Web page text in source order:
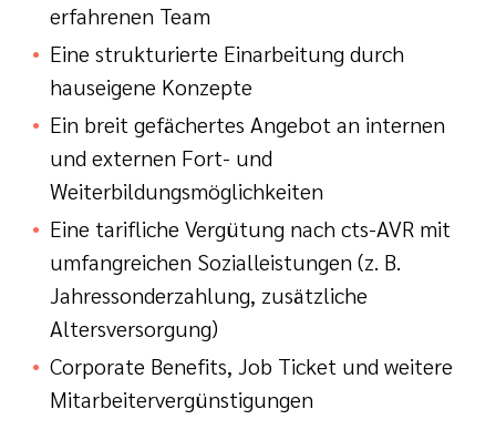
erfahrenen Team
Eine strukturierte Einarbeitung durch
hauseigene Konzepte
Ein breit gefächertes Angebot an internen
und externen Fort- und
Weiterbildungsmöglichkeiten
Eine tarifliche Vergütung nach cts-AVR mit
umfangreichen Sozialleistungen (z. B.
Jahressonderzahlung, zusätzliche
Altersversorgung)
Corporate Benefits, Job Ticket und weitere
Mitarbeitervergünstigungen